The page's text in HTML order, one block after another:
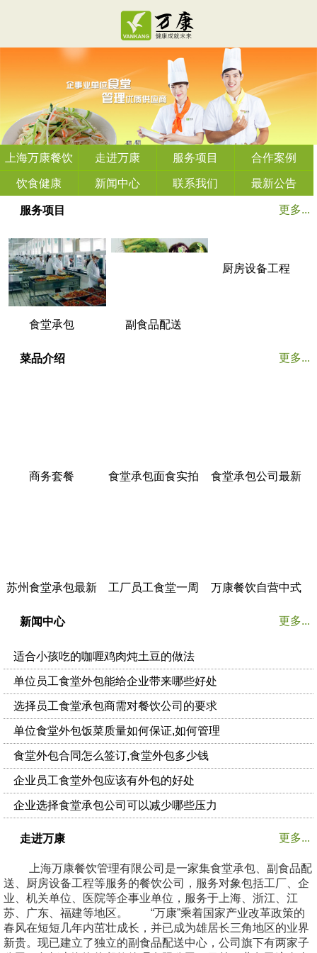
上海万康餐饮
管理有限公司
走进万康 服务项目 合作案例
饮食健康 新闻中心 联系我们 最新公告
更多...
服务项目
食堂承包 副食品配送
厨房设备工程
更多...
菜品介绍
商务套餐 食堂承包面食实拍
食堂承包公司最新
苏州食堂承包最新
工厂员工食堂一周
万康餐饮自营中式
更多...
新闻中心
适合小孩吃的咖喱鸡肉炖土豆的做法
单位员工食堂外包能给企业带来哪些好处
选择员工食堂承包商需对餐饮公司的要求
单位食堂外包饭菜质量如何保证,如何管理
食堂外包合同怎么签订,食堂外包多少钱
企业员工食堂外包应该有外包的好处
企业选择食堂承包公司可以减少哪些压力
更多...
走进万康
上海万康餐饮管理有限公司是一家集食堂承包、副食品配
送、厨房设备工程等服务的餐饮公司，服务对象包括工厂、企
业、机关单位、医院等企事业单位，服务于上海、浙江、江
苏、广东、福建等地区。 “万康”乘着国家产业改革政策的
春风在短短几年内茁壮成长，并已成为雄居长三角地区的业界
新贵。现已建立了独立的副食品配送中心，公司旗下有两家子